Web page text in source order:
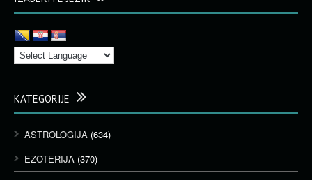
KATEGORIJE
ASTROLOGIJA (634)
EZOTERIJA (370)